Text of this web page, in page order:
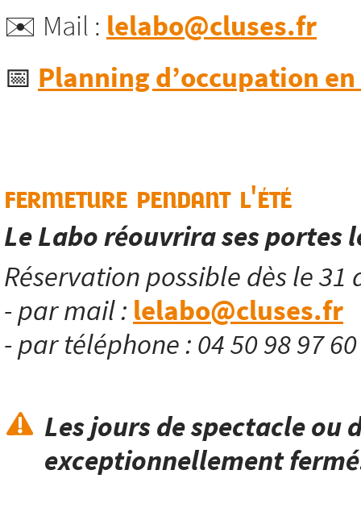
✉️ Mail : lelabo@cluses.fr
📅 Planning d’occupation
fermeture pendant l'été
Le Labo réouvrira ses portes
Réservation possible dès le 31
- par mail : lelabo@cluses.fr
- par téléphone : 04 50 98 97
Les jours de spectacle ou
exceptionnellement